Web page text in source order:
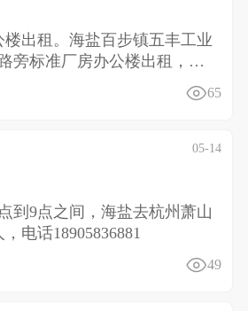
出租。海盐百步镇五丰工业
旁标准厂房办公楼出租，三
65
05-14
到9点之间，海盐去杭州萧山
电话18905836881
49